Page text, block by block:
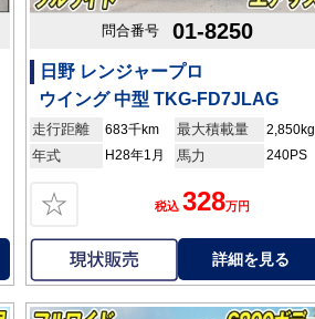
問合番号 01-8250
日野 レンジャープロ
ウイング 中型 TKG-FD7JLAG
走行距離 683千km 最大積載量 2,850kg
年式 H28年1月 馬力 240PS
☆ 税込 328万円
詳細を見る